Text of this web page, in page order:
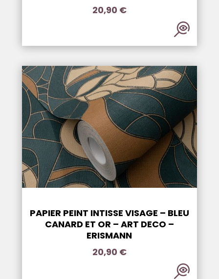
20,90 €
PAPIER PEINT INTISSE VISAGE – BLEU
CANARD ET OR – ART DECO –
ERISMANN
20,90 €